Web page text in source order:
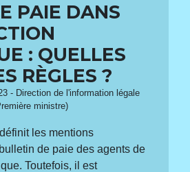
PAIE DANS
: QUELLES
RÈGLES ?
- Direction de l'information légale
ministre)
les mentions
de paie des agents de
Toutefois, il est